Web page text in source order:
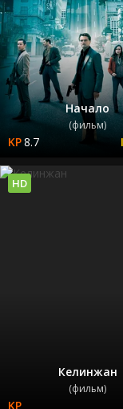
Начало
(фильм)
8.7
Келинжан
(фильм)
HD